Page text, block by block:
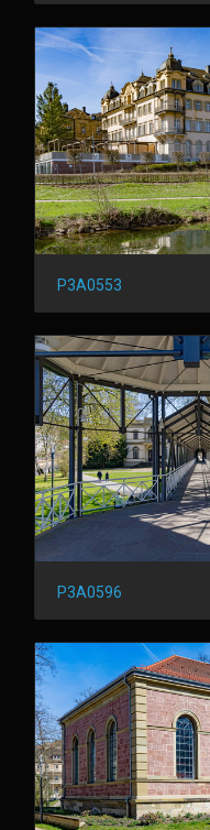
P3A0553
P3A0596